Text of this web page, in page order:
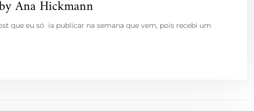
Ana Hickmann
que eu só ia publicar na semana que vem, pois recebi um